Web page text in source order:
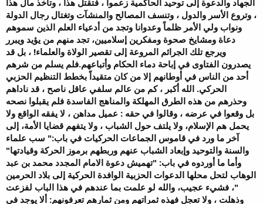
، وتروع الأسر والدول ، وتنسف المصالح والمنشآت وتغتال رجال الدولة
ونواب ولي الأمر ظلماً وعدوانا وتجد من أدعياء العلم الذين سموهم
دعاة ومشايخ صحوة ومفكرين إسلاميين، تجد منهم من يؤيد ويبرر
ويرجع تلك الجرائم المروعة إلى تقصير الولاة والعلماء! ، بل قد
يصدرون الفتاوى في إباحة دماء الحكام وأتباعهم.فلم يسلم من شرهم
أحد من الناس في أوطانهم إلا من كان متقيداً بخطط التنظيم الحزبي
الحركي. الله أكبر ، كم من عالم سلفي عاقل ناصح ، قد ناداهم
وحذرهم من هذه الطرق المهلكة والمناهج الفاسدة فلم يقبلوا نصحه
بل وقعوا في عرضه ، وقالوا في حقه : عميل مداهن ، لا يفقه الواقع ولا
يحمل هم الإسلام، ولا يلتف حول الشباب ، ولا يتفهم قضايا الأمة، إلى
آخر ما ورد في قاموس الجماعات الحركيات في باب:" سب علماء
والسنة والتوحيد وإبعاد الشباب عنهم وربطهم برموز الحركة وقيادتها"
وأما ما أوردوه في باب: "تهميش دعوة الامام المجدد محمد بن عبد
الوهاب لتحل محلها الدعوات الحزبية الوافدة الحركية إلى بلاد الحرمين
"، فشيء عجيب، والله لو علمت بما عندهم في هذا الباب لفزعت
وذهلت ، ولا تعجل فهذه ثمراتهم ومن ثمارهم تعرفونهم: ألا يوجد في